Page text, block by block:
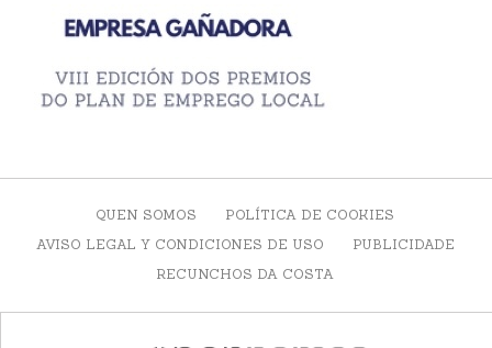
QUEN SOMOS
POLÍTICA DE COOKIES
AVISO LEGAL Y CONDICIONES DE USO
PUBLICIDADE
RECUNCHOS DA COSTA